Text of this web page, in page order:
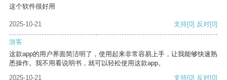
这个软件很好用
2025-10-21 支持[0] 反对[0]
游客
这款app的用户界面简洁明了，使用起来非常容易上手，让我能够快速熟
悉操作。我不用看说明书，就可以轻松使用这款app。
2025-10-21
支持[0] 反对[0]